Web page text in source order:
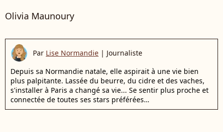
Olivia Maunoury
Par Lise Normandie | Journaliste
Depuis sa Normandie natale, elle aspirait à une vie bien
plus palpitante. Lassée du beurre, du cidre et des vaches,
s'installer à Paris a changé sa vie... Se sentir plus proche et
connectée de toutes ses stars préférées…